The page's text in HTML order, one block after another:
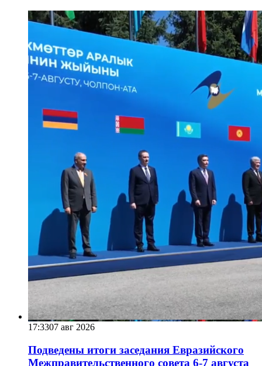
17:3307 авг 2026
Подведены итоги заседания Евразийского
Межправительственного совета 6-7 августа